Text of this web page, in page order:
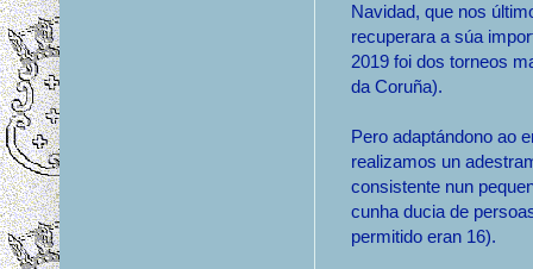
Navidad, que nos
recuperara a súa
2019 foi dos torneos
da Coruña).
Pero adaptándono ao
realizamos un
consistente nun
cunha ducia de
permitido eran 16).